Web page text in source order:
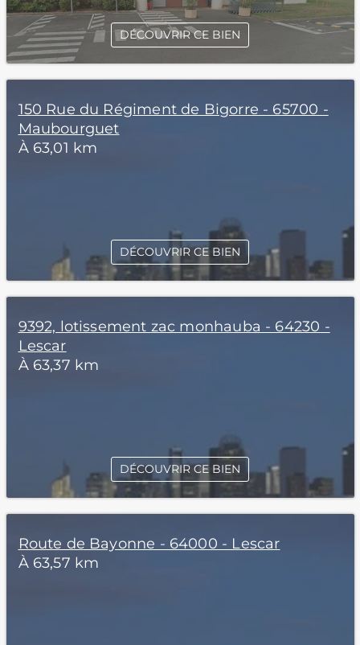
DÉCOUVRIR CE BIEN
150 Rue du Régiment de Bigorre - 65700 -
Maubourguet
À 63,01 km
DÉCOUVRIR CE BIEN
9392, lotissement zac monhauba - 64230 -
Lescar
À 63,37 km
DÉCOUVRIR CE BIEN
Route de Bayonne - 64000 - Lescar
À 63,57 km